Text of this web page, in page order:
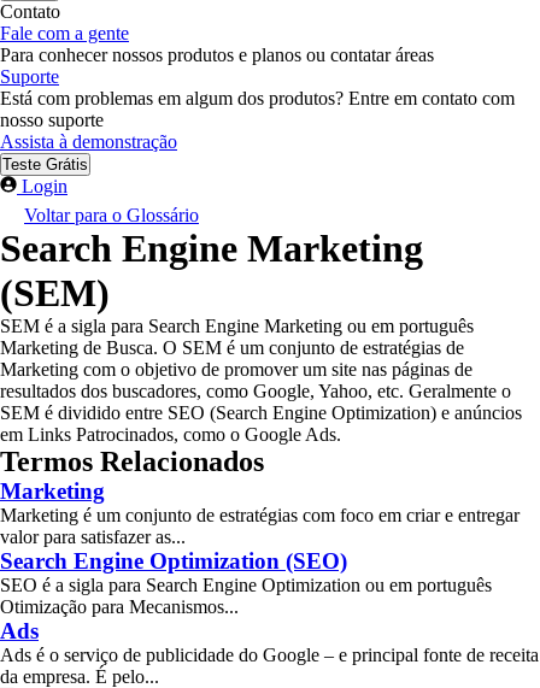
Contato
Fale com a gente
Para conhecer nossos produtos e planos ou contatar áreas
Suporte
Está com problemas em algum dos produtos? Entre em contato com
nosso suporte
Assista à demonstração
Teste Grátis
Login
Voltar para o Glossário
Search Engine Marketing
(SEM)
SEM é a sigla para Search Engine Marketing ou em português
Marketing de Busca. O SEM é um conjunto de estratégias de
Marketing com o objetivo de promover um site nas páginas de
resultados dos buscadores, como Google, Yahoo, etc. Geralmente o
SEM é dividido entre SEO (Search Engine Optimization) e anúncios
em Links Patrocinados, como o Google Ads.
Termos Relacionados
Marketing
Marketing é um conjunto de estratégias com foco em criar e entregar
valor para satisfazer as...
Search Engine Optimization (SEO)
SEO é a sigla para Search Engine Optimization ou em português
Otimização para Mecanismos...
Ads
Ads é o serviço de publicidade do Google – e principal fonte de receita
da empresa. É pelo...